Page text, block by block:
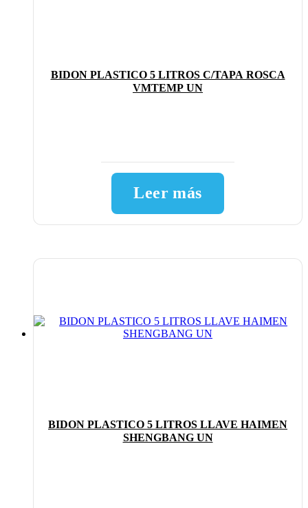
BIDON PLASTICO 5 LITROS C/TAPA ROSCA
VMTEMP UN
Leer más
BIDON PLASTICO 5 LITROS LLAVE HAIMEN
SHENGBANG UN